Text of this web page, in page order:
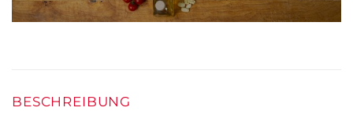
BESCHREIBUNG